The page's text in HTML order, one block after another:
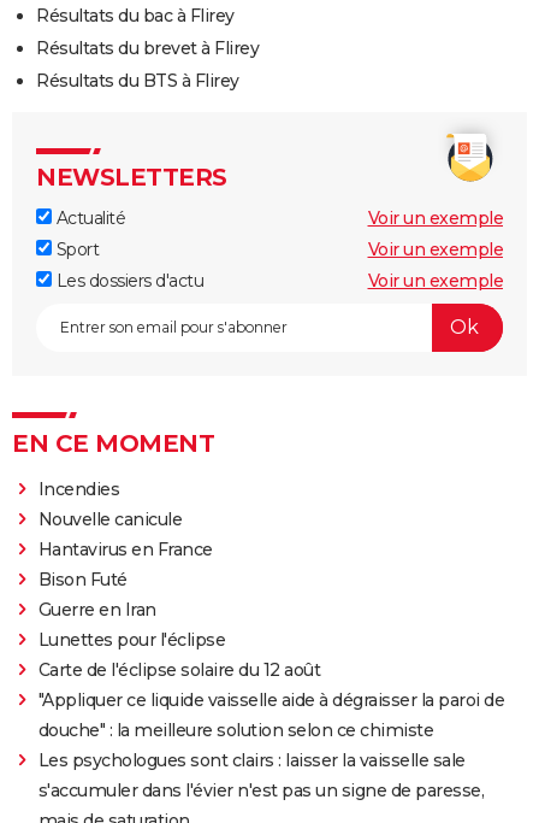
Résultats du bac à Flirey
Résultats du brevet à Flirey
Résultats du BTS à Flirey
NEWSLETTERS
Actualité
Voir un exemple
Sport
Voir un exemple
Les dossiers d'actu
Voir un exemple
EN CE MOMENT
Incendies
Nouvelle canicule
Hantavirus en France
Bison Futé
Guerre en Iran
Lunettes pour l'éclipse
Carte de l'éclipse solaire du 12 août
"Appliquer ce liquide vaisselle aide à dégraisser la paroi de
douche" : la meilleure solution selon ce chimiste
Les psychologues sont clairs : laisser la vaisselle sale
s'accumuler dans l'évier n'est pas un signe de paresse,